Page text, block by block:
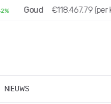
Goud €118.467,79 (per kg)
NIEUWS